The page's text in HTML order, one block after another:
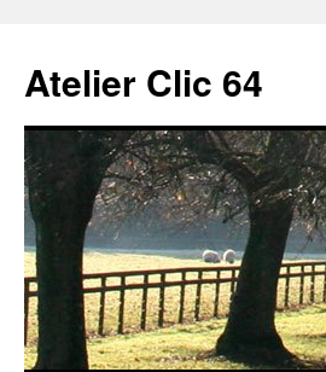
contenu
Atelier Clic 64